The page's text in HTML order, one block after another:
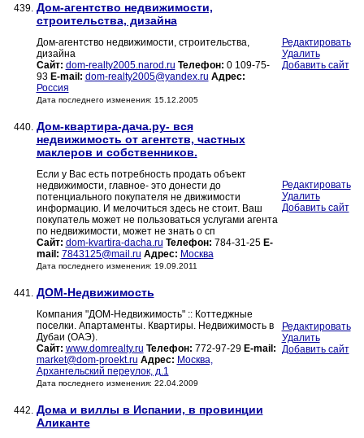
439. Дом-агентство недвижимости,
строительства, дизайна
Дом-агентство недвижимости, строительства,
дизайна
Сайт: dom-realty2005.narod.ru Телефон: 0 109-75-
93 E-mail: dom-realty2005@yandex.ru Адрес:
Россия
Дата последнего изменения: 15.12.2005
Редактировать
Удалить
Добавить сайт
440. Дом-квартира-дача.ру- вся
недвижимость от агентств, частных
маклеров и собственников.
Если у Вас есть потребность продать объект
недвижимости, главное- это донести до
потенциального покупателя не движимости
информацию. И мелочиться здесь не стоит. Ваш
покупатель может не пользоваться услугами агента
по недвижимости, может не знать о сп
Сайт: dom-kvartira-dacha.ru Телефон: 784-31-25 E-
mail: 7843125@mail.ru Адрес: Москва
Дата последнего изменения: 19.09.2011
Редактировать
Удалить
Добавить сайт
441. ДОМ-Недвижимость
Компания "ДОМ-Недвижимость" :: Коттеджные
поселки. Апартаменты. Квартиры. Недвижимость в
Дубаи (ОАЭ).
Сайт: www.domrealty.ru Телефон: 772-97-29 E-mail:
market@dom-proekt.ru Адрес: Москва,
Архангельский переулок, д.1
Дата последнего изменения: 22.04.2009
Редактировать
Удалить
Добавить сайт
442. Дома и виллы в Испании, в провинции
Аликанте